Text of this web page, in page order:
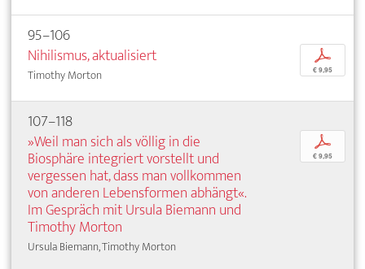
95–106
Nihilismus, aktualisiert
Timothy Morton
p
€ 9,95
107–118
»Weil man sich als völlig in die
Biosphäre integriert vorstellt und
vergessen hat, dass man vollkommen
von anderen Lebensformen abhängt«.
Im Gespräch mit Ursula Biemann und
Timothy Morton
Ursula Biemann, Timothy Morton
p
€ 9,95